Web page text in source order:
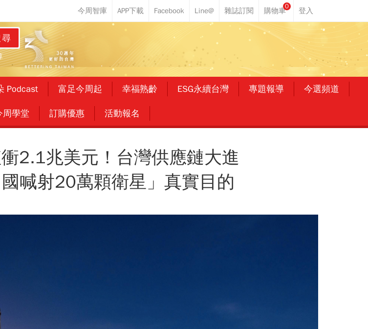
0
Podcast 富足今周起 幸福熟齡 ESG永續台灣 專題報導 今選頻道
周學堂 訂購優惠 活動報名
2.1兆美元！台灣供應鏈大進
喊射20萬顆衛星」真實目的